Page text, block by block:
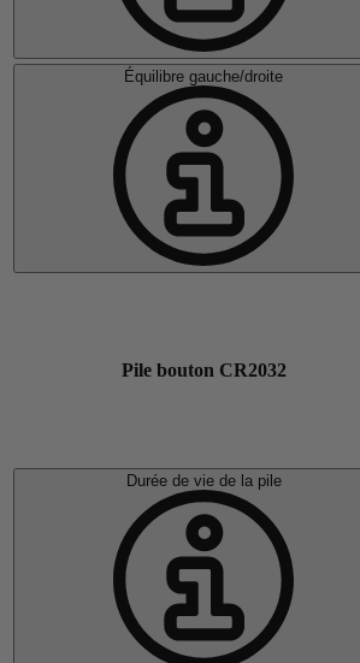
Équilibre gauche/droite
Pile bouton CR2032
Durée de vie de la pile